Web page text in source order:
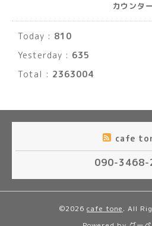
カウンター
Today : 810
Yesterday : 635
Total : 2363004
cafe
090-3468-
©2026 cafe tone. All